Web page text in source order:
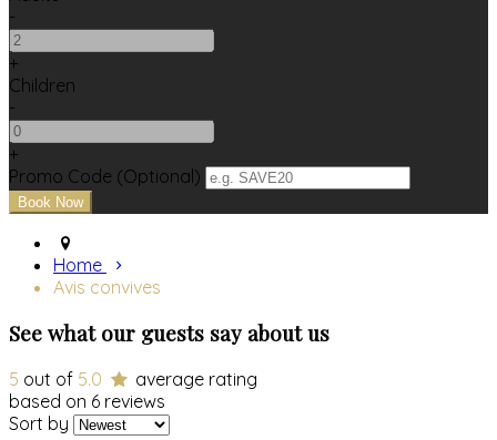
-
+
Children
-
+
Promo Code (Optional)
Home
Avis convives
See what our guests say about us
5 out of 5.0
average rating
based on 6 reviews
Sort by